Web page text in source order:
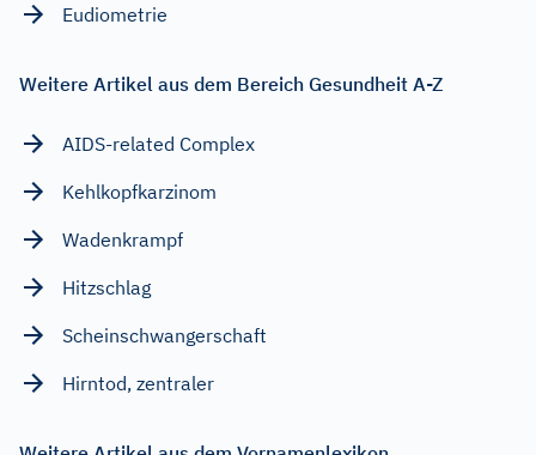
Eudiometrie
Weitere Artikel aus dem Bereich Gesundheit A-Z
AIDS-related Complex
Kehlkopfkarzinom
Wadenkrampf
Hitzschlag
Scheinschwangerschaft
Hirntod, zentraler